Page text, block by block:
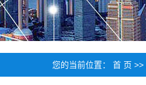
您的当前位置： 首 页 >>